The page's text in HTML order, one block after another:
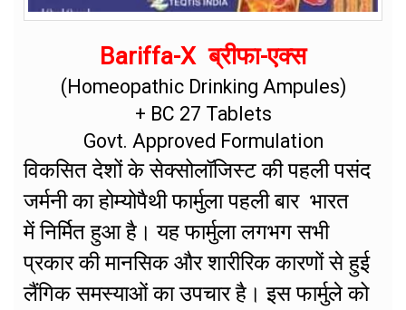
Bariffa-X ब्रीफा-एक्स
(Homeopathic Drinking Ampules)
+ BC 27 Tablets
Govt. Approved Formulation
विकसित देशों के सेक्सोलॉजिस्ट की पहली पसंद
जर्मनी का होम्योपैथी फार्मुला पहली बार भारत
में निर्मित हुआ है। यह फार्मुला लगभग सभी
प्रकार की मानसिक और शारीरिक कारणों से हुई
लैंगिक समस्याओं का उपचार है। इस फार्मुले को